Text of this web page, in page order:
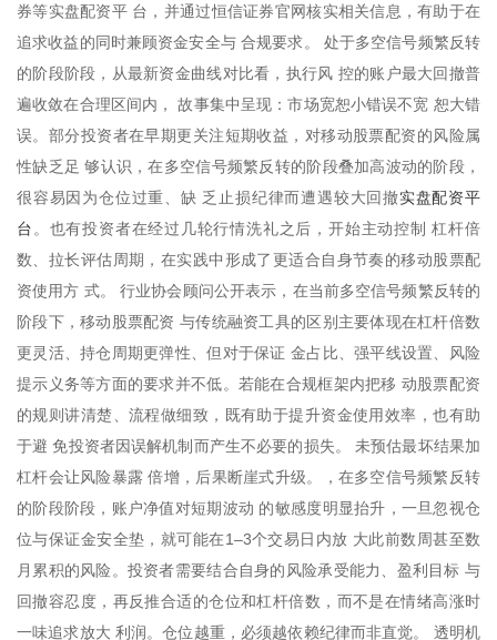
券等实盘配资平 台，并通过恒信证券官网核实相关信息，有助于在
追求收益的同时兼顾资金安全与 合规要求。 处于多空信号频繁反转
的阶段阶段，从最新资金曲线对比看，执行风 控的账户最大回撤普
遍收敛在合理区间内， 故事集中呈现：市场宽恕小错误不宽 恕大错
误。部分投资者在早期更关注短期收益，对移动股票配资的风险属
性缺乏足 够认识，在多空信号频繁反转的阶段叠加高波动的阶段，
很容易因为仓位过重、缺 乏止损纪律而遭遇较大回撤实盘配资平
台 。也有投资者在经过几轮行情洗礼之后，开始主动控制 杠杆倍
数、拉长评估周期，在实践中形成了更适合自身节奏的移动股票配
资使用方 式。 行业协会顾问公开表示，在当前多空信号频繁反转的
阶段下，移动股票配资 与传统融资工具的区别主要体现在杠杆倍数
更灵活、持仓周期更弹性、但对于保证 金占比、强平线设置、风险
提示义务等方面的要求并不低。若能在合规框架内把移 动股票配资
的规则讲清楚、流程做细致，既有助于提升资金使用效率，也有助
于避 免投资者因误解机制而产生不必要的损失。 未预估最坏结果加
杠杆会让风险暴露 倍增，后果断崖式升级。，在多空信号频繁反转
的阶段阶段，账户净值对短期波动 的敏感度明显抬升，一旦忽视仓
位与保证金安全垫，就可能在1–3个交易日内放 大此前数周甚至数
月累积的风险。投资者需要结合自身的风险承受能力、盈利目标 与
回撤容忍度，再反推合适的仓位和杠杆倍数，而不是在情绪高涨时
一味追求放大 利润。仓位越重，必须越依赖纪律而非直觉。 透明机